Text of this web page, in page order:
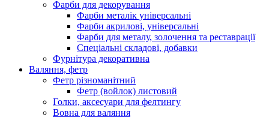
Фарби для декорування
Фарби металік універсальні
Фарби акрилові, універсальні
Фарби для металу, золочення та реставрації
Спеціальні складові, добавки
Фурнітура декоративна
Валяння, фетр
Фетр різноманітний
Фетр (войлок) листовий
Голки, аксесуари для фелтингу
Вовна для валяння